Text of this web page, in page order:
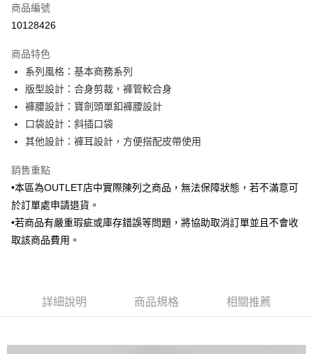
信用卡分期付款
合作金庫商業銀行
華南商業銀行
上海商業儲蓄銀行
台北富邦商業銀行
國泰世華商業銀行
臺灣中小企業銀行
匯豐（台灣）商業銀行
華泰商業銀行
聯邦商業銀行
遠東國際商業銀行
元大商業銀行
台新國際商業銀行
中國信託商業銀行
台灣樂天信用卡公司
6 期 0 利率 每期
華南商業銀行
彰化商業銀行
上海商業儲蓄銀行
國泰世華商業銀行
臺灣中小企業銀行
台中商業銀行
聯邦商業銀行
元大商業銀行
永豐商業銀行
玉山商業銀行
台灣樂天信用卡公司
LINE Pay
Apple Pay
街口支付
悠遊付
Google Pay
AFTEE先享後付
便利好安心！
商品編號
10128426
商品特色
系列風格：基本商務系列
版型設計：合身剪裁，褲管較合身
褲腰設計：寶劍頭單釦褲腰設計
口袋設計：斜插口袋
其他設計：褲耳設計，方便搭配皮帶使用
銷售重點
•本區為OUTLET店中實際陳列之商品，無法保障狀態，若不滿意可
於訂單處申請退貨。
•若商品有嚴重瑕疵或庫存錯誤等問題，將協助取消訂單並且不會收
取該商品費用。
詳細說明 商品規格 相關推薦